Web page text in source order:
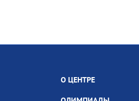
О ЦЕНТРЕ